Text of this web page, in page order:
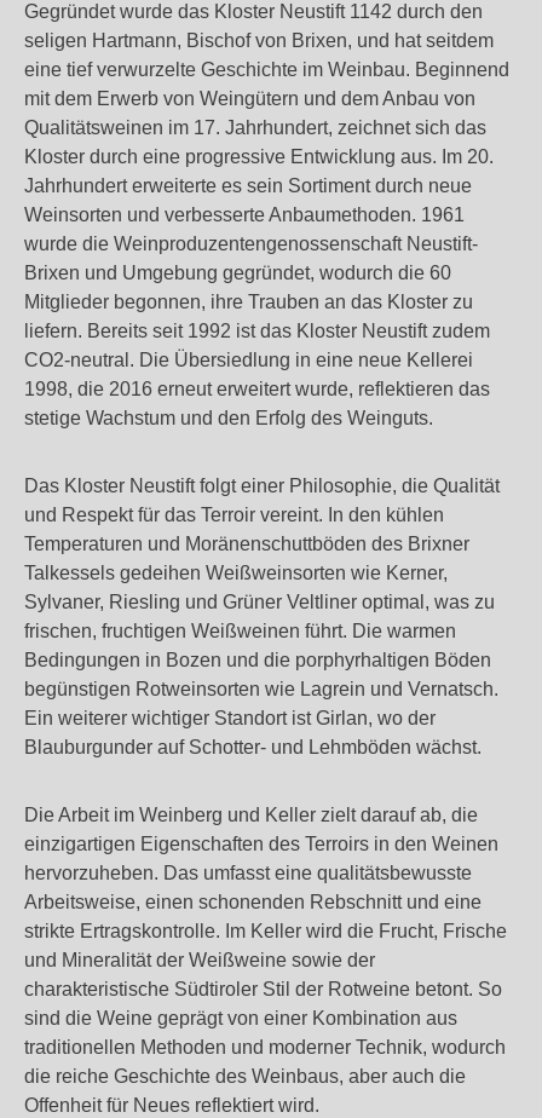
Gegründet wurde das Kloster Neustift 1142 durch den
seligen Hartmann, Bischof von Brixen, und hat seitdem
eine tief verwurzelte Geschichte im Weinbau. Beginnend
mit dem Erwerb von Weingütern und dem Anbau von
Qualitätsweinen im 17. Jahrhundert, zeichnet sich das
Kloster durch eine progressive Entwicklung aus. Im 20.
Jahrhundert erweiterte es sein Sortiment durch neue
Weinsorten und verbesserte Anbaumethoden. 1961
wurde die Weinproduzentengenossenschaft Neustift-
Brixen und Umgebung gegründet, wodurch die 60
Mitglieder begonnen, ihre Trauben an das Kloster zu
liefern. Bereits seit 1992 ist das Kloster Neustift zudem
CO2-neutral. Die Übersiedlung in eine neue Kellerei
1998, die 2016 erneut erweitert wurde, reflektieren das
stetige Wachstum und den Erfolg des Weinguts.
Das Kloster Neustift folgt einer Philosophie, die Qualität
und Respekt für das Terroir vereint. In den kühlen
Temperaturen und Moränenschuttböden des Brixner
Talkessels gedeihen Weißweinsorten wie Kerner,
Sylvaner, Riesling und Grüner Veltliner optimal, was zu
frischen, fruchtigen Weißweinen führt. Die warmen
Bedingungen in Bozen und die porphyrhaltigen Böden
begünstigen Rotweinsorten wie Lagrein und Vernatsch.
Ein weiterer wichtiger Standort ist Girlan, wo der
Blauburgunder auf Schotter- und Lehmböden wächst.
Die Arbeit im Weinberg und Keller zielt darauf ab, die
einzigartigen Eigenschaften des Terroirs in den Weinen
hervorzuheben. Das umfasst eine qualitätsbewusste
Arbeitsweise, einen schonenden Rebschnitt und eine
strikte Ertragskontrolle. Im Keller wird die Frucht, Frische
und Mineralität der Weißweine sowie der
charakteristische Südtiroler Stil der Rotweine betont. So
sind die Weine geprägt von einer Kombination aus
traditionellen Methoden und moderner Technik, wodurch
die reiche Geschichte des Weinbaus, aber auch die
Offenheit für Neues reflektiert wird.